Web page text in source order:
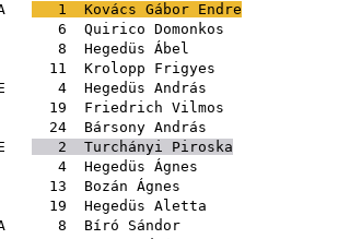
1
Kovács Gábor Endre
6
Quirico Domonkos
8
Hegedüs Ábel
11
Krolopp Frigyes
4
Hegedüs András
19
Friedrich Vilmos
24
Bársony András
2
Turchányi Piroska
4
Hegedüs Ágnes
13
Bozán Ágnes
19
Hegedüs Aletta
8
Bíró Sándor